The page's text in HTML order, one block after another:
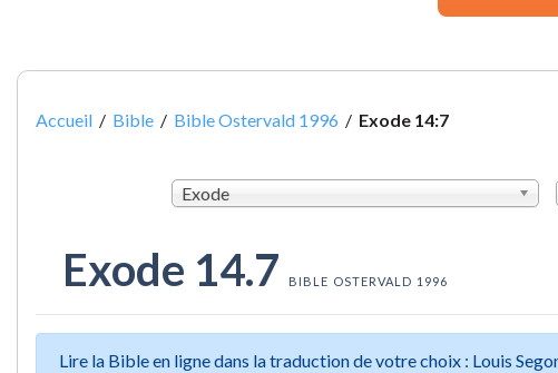
Accueil / Bible / Bible Ostervald 1996 / Exode 14:7
Exode
Exode 14.7 BIBLE OSTERVALD 1996
Lire la Bible en ligne dans la traduction de votre choix : Louis